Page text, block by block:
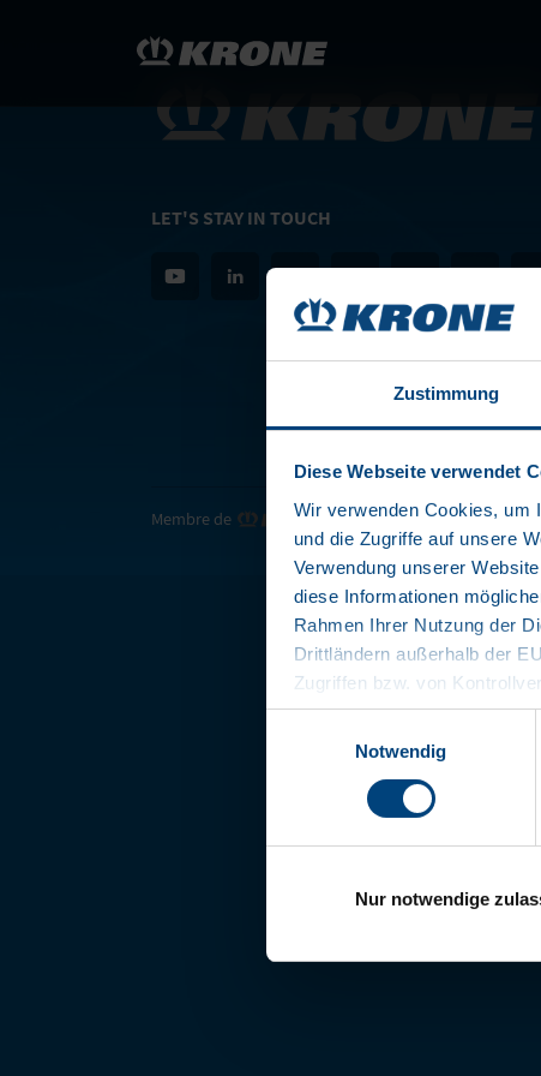
Zustimmung
Diese Webseite verwendet
Wir verwenden Cookies, um
und die Zugriffe auf unsere
Verwendung unserer
diese Informationen
Rahmen Ihrer Nutzung der
Drittländern außerhalb der
Zugriffen bzw. von
Datenschutzerklärung
Impressum
Notwendig
Nur notwendige
LET'S STAY IN TOUCH
Membre de Groupe